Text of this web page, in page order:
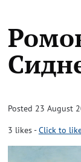
Posted 23 August
3 likes-Click to